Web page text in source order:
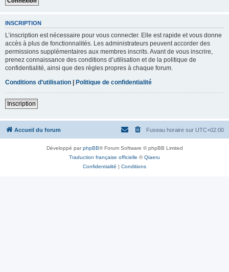
INSCRIPTION
L’inscription est nécessaire pour vous connecter. Elle est rapide et vous donne
accès à plus de fonctionnalités. Les administrateurs peuvent accorder des
permissions supplémentaires aux membres inscrits. Avant de vous inscrire,
prenez connaissance des conditions d’utilisation et de la politique de
confidentialité, ainsi que des règles propres à chaque forum.
Conditions d’utilisation | Politique de confidentialité
Inscription
Accueil du forum Fuseau horaire sur UTC+02:00
Développé parphpBB® Forum Software © phpBB Limited
Traduction française officielle ©Qiaeru
Confidentialité | Conditions